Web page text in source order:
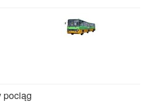
pociąg